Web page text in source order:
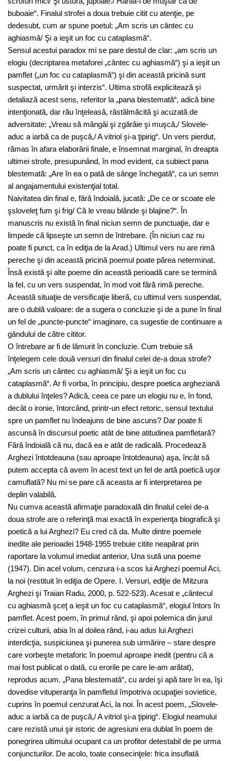
buboaie“. Finalul strofei a doua trebuie citit cu atenţie, pe
dedesubt, cum ar spune poetul: „Am scris un cântec cu
aghiasmă/ Şi a ieşit un foc cu cataplasmă“.
Sensul acestui paradox mi se pare destul de clar: „am scris un
elogiu (decriptarea metaforei „cântec cu aghiasmă“) şi a ieşit un
pamflet („un foc cu cataplasmă“) şi din această pricină sunt
suspectat, urmărit şi interzis“. Ultima strofă explicitează şi
detaliază acest sens, referitor la „pana blestemată“, adică bine
intenţionată, dar rău înţeleasă, răstălmăcită şi acuzată de
adversitate: „Vreau să mângâi şi zgărâie şi muşcă,/ Slovele-
aduc a iarbă ca de puşcă,/ A vitriol şi-a ţipirig“. Un vers pierdut,
rămas în afara elaborării finale, e însemnat marginal, în dreapta
ultimei strofe, presupunând, în mod evident, ca subiect pana
blestemată: „Are în ea o pată de sânge închegată“, ca un semn
al angajamentului existenţial total.
Naivitatea din final e, fără îndoială, jucată: „De ce or scoate ele
şsloveleţ fum şi frig/ Că le vreau blânde şi blajine?“. În
manuscris nu există în final niciun semn de punctuaţie, dar e
limpede că lipseşte un semn de întrebare. (În niciun caz nu
poate fi punct, ca în ediţia de la Arad.) Ultimul vers nu are rimă
pereche şi din această pricină poemul poate părea neterminat.
Însă există şi alte poeme din această perioadă care se termină
la fel, cu un vers suspendat, în mod voit fără rimă pereche.
Această situaţie de versificaţie liberă, cu ultimul vers suspendat,
are o dublă valoare: de a sugera o concluzie şi de a pune în final
un fel de „puncte-puncte“ imaginare, ca sugestie de continuare a
gândului de către cititor.
O întrebare ar fi de lămurit în concluzie. Cum trebuie să
înţelegem cele două versuri din finalul celei de-a doua strofe?
„Am scris un cântec cu aghiasmă/ Şi a ieşit un foc cu
cataplasmă“. Ar fi vorba, în principiu, despre poetica argheziană
a dublului înţeles? Adică, ceea ce pare un elogiu nu e, în fond,
decât o ironie, întorcând, printr-un efect retoric, sensul textului
spre un pamflet nu îndeajuns de bine ascuns? Dar poate fi
ascunsă în discursul poetic atât de bine atitudinea pamfletară?
Fără îndoială că nu, dacă ea e atât de radicală. Procedează
Arghezi întotdeauna (sau aproape întotdeauna) aşa, încât să
putem accepta că avem în acest text un fel de artă poetică uşor
camuflată? Nu mi se pare că aceasta ar fi interpretarea pe
deplin valabilă.
Nu cumva această afirmaţie paradoxală din finalul celei de-a
doua strofe are o referinţă mai exactă în experienţa biografică şi
poetică a lui Arghezi? Eu cred că da. Multe dintre poemele
inedite ale perioadei 1948-1955 trebuie citite neapărat prin
raportare la volumul imediat anterior, Una sută una poeme
(1947). Din acel volum, cenzura i-a scos lui Arghezi poemul Aci,
la noi (restituit în ediţia de Opere. I. Versuri, ediţie de Mitzura
Arghezi şi Traian Radu, 2000, p. 522-523). Acesat e „cântecul
cu aghiasmă şceţ a ieşit un foc cu cataplasmă“, elogiul întors în
pamflet. Acest poem, în primul rând, şi apoi polemica din jurul
crizei culturii, abia în al doilea rând, i-au adus lui Arghezi
interdicţia, suspiciunea şi punerea sub urmărire – stare despre
care vorbeşte metaforic în poemul aproape inedit (pentru că a
mai fost publicat o dată, cu erorile pe care le-am arătat),
reprodus acum. „Pana blestemată“, cu ardei şi apă tare în ea, îşi
dovedise vituperanţa în pamfletul împotriva ocupaţiei sovietice,
cuprins în poemul cenzurat Aci, la noi. În acest poem, „Slovele-
aduc a iarbă ca de puşcă,/ A vitriol şi-a ţipirig“. Elogiul neamului
care rezistă unui şir istoric de agresiuni era dublat în poem de
ponegrirea ultimului ocupant ca un profitor detestabil de pe urma
conjuncturilor. De acolo, toate consecinţele: frica insuflată